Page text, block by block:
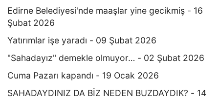
Edirne Belediyesi'nde maaşlar yine gecikmiş - 16
Şubat 2026
Yatırımlar işe yaradı - 09 Şubat 2026
"Sahadayız" demekle olmuyor… - 02 Şubat 2026
Cuma Pazarı kapandı - 19 Ocak 2026
SAHADAYDINIZ DA BİZ NEDEN BUZDAYDIK? - 14